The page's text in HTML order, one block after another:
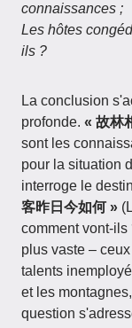
connaissances ;
Les hôtes
ils ?
La conclusion
profonde. « 故林
sont les
pour la situation
interroge le
客昨日今如何 »
comment vont-ils
plus vaste –
talents
et les
question